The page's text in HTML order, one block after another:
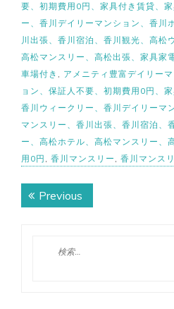
要、初期費用0円、家具付き賃貸、
ー、香川デイリーマンション、香川
川出張、香川宿泊、香川観光、高松
高松マンスリー、高松出張、家具家
車場付き , アメニティ豊富デイリー
ョン、保証人不要、初期費用0円、
香川ウィークリー、香川デイリーマ
マンスリー、香川出張、香川宿泊、
ー、高松ホテル、高松マンスリー、
用0円 , 香川マンスリー , 香川マンス
投Previous
post: